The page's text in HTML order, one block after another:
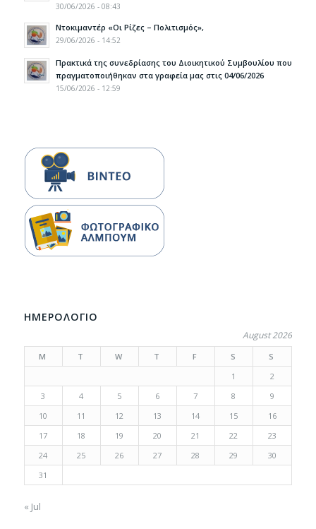
30/06/2026 - 08:43
Ντοκιμαντέρ «Οι Ρίζες – Πολιτισμός»,
29/06/2026 - 14:52
Πρακτικά της συνεδρίασης του Διοικητικού Συμβουλίου που
πραγματοποιήθηκαν στα γραφεία μας στις 04/06/2026
15/06/2026 - 12:59
ΗΜΕΡΟΛΟΓΙΟ
August 2026
M T W T F S
S
1
2
3
4 5 6 7 8
9
10
11 12 13 14 15
16
17
18 19 20 21 22
23
24
25 26 27 28 29
30
31
« Jul